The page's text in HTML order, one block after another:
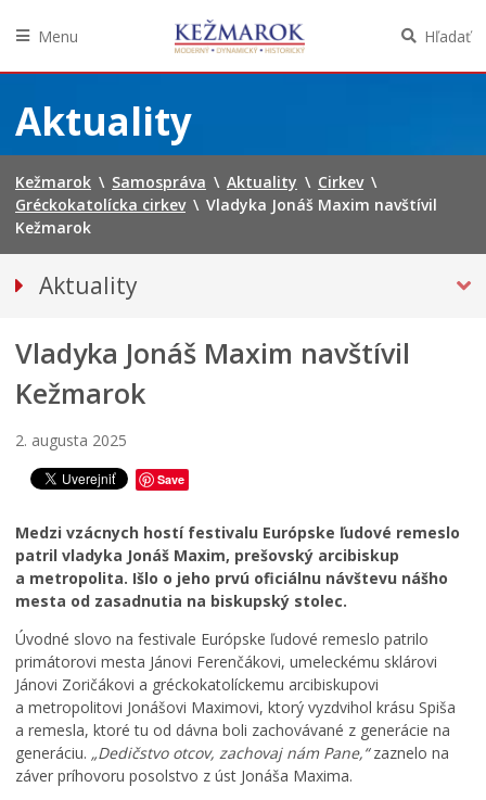
obsah
Menu Hľadať
Aktuality
Kežmarok \ Samospráva \ Aktuality \ Cirkev \
Gréckokatolícka cirkev \ Vladyka Jonáš Maxim navštívil
Kežmarok
Aktuality
SPRAVODAJSTVO
Noviny Kežmarok
Besedy
Kultúra
Bezpečnosť
Životné prostredie
CIRKEV
Ekumenické aktivity
Rímskokatolícka cirkev
Gréckokatolícka cirkev
Evanjelická cirkev
Vladyka Jonáš Maxim navštívil
Kežmarok
2. augusta 2025
Save
Medzi vzácnych hostí festivalu Európske ľudové remeslo
patril vladyka Jonáš Maxim, prešovský arcibiskup
a metropolita. Išlo o jeho prvú oficiálnu návštevu nášho
mesta od zasadnutia na biskupský stolec.
Úvodné slovo na festivale Európske ľudové remeslo patrilo
primátorovi mesta Jánovi Ferenčákovi, umeleckému sklárovi
Jánovi Zoričákovi a gréckokatolíckemu arcibiskupovi
a metropolitovi Jonášovi Maximovi, ktorý vyzdvihol krásu Spiša
a remesla, ktoré tu od dávna boli zachovávané z generácie na
generáciu. „Dedičstvo otcov, zachovaj nám Pane,“zaznelo na
záver príhovoru posolstvo z úst Jonáša Maxima.
L
e
t
é
k
ú
a
l
i
s
o
v
K
e
ž
m
a
J
h
e
f
i
n
t
í
v
e
p
a
t
í
K
e
ž
m
a
r
c
h
á
d
k
a
č
s
o
m
:
o
s
t
o
l
N
a